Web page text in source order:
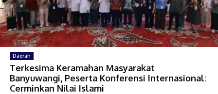
Daerah
Terkesima Keramahan Masyarakat
Banyuwangi, Peserta Konferensi Internasional:
Cerminkan Nilai Islami